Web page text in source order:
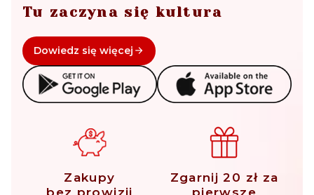
Tu zaczyna się kultura
Dowiedz się więcej
Zakupy
bez prowizji
Zgarnij 20 zł za
pierwsze